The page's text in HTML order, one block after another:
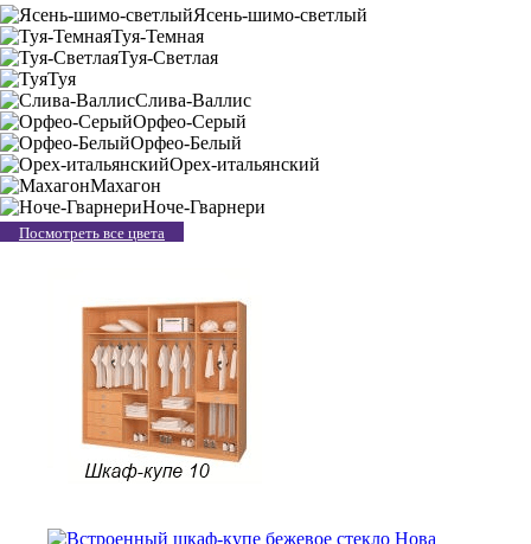
Ясень-шимо-светлый
Туя-Темная
Туя-Светлая
Туя
Слива-Валлис
Орфео-Серый
Орфео-Белый
Орех-итальянский
Махагон
Ноче-Гварнери
Посмотреть все цвета